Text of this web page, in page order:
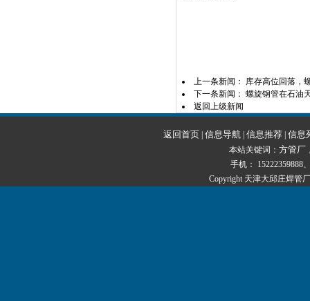
上一条新闻：
库存高位回落，
下一条新闻： 螺旋钢管在石油
返回上级新闻
返回首页 信息导航 信息推荐 信息
本站关键词： 方管厂
手机： 15222359888
Copyright 天津大邱庄焊